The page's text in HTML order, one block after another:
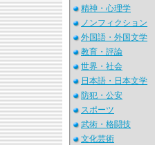
精神・心理学
ノンフィクション
外国語・外国文学
教育・評論
世界・社会
日本語・日本文学
防犯・公安
スポーツ
武術・格闘技
文化芸術